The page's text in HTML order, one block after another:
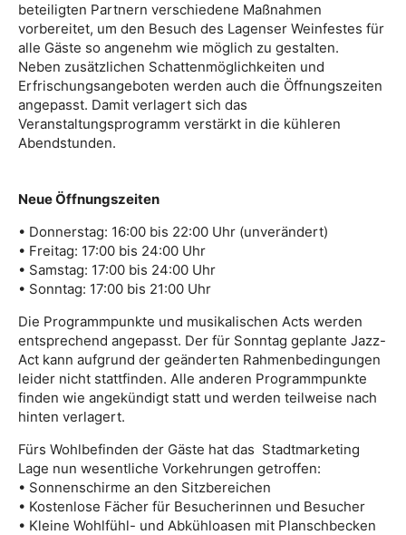
beteiligten Partnern verschiedene Maßnahmen
vorbereitet, um den Besuch des Lagenser Weinfestes für
alle Gäste so angenehm wie möglich zu gestalten.
Neben zusätzlichen Schattenmöglichkeiten und
Erfrischungsangeboten werden auch die Öffnungszeiten
angepasst. Damit verlagert sich das
Veranstaltungsprogramm verstärkt in die kühleren
Abendstunden.
Neue Öffnungszeiten
• Donnerstag: 16:00 bis 22:00 Uhr (unverändert)
• Freitag: 17:00 bis 24:00 Uhr
• Samstag: 17:00 bis 24:00 Uhr
• Sonntag: 17:00 bis 21:00 Uhr
Die Programmpunkte und musikalischen Acts werden
entsprechend angepasst. Der für Sonntag geplante Jazz-
Act kann aufgrund der geänderten Rahmenbedingungen
leider nicht stattfinden. Alle anderen Programmpunkte
finden wie angekündigt statt und werden teilweise nach
hinten verlagert.
Fürs Wohlbefinden der Gäste hat das Stadtmarketing
Lage nun wesentliche Vorkehrungen getroffen:
• Sonnenschirme an den Sitzbereichen
• Kostenlose Fächer für Besucherinnen und Besucher
• Kleine Wohlfühl- und Abkühloasen mit Planschbecken